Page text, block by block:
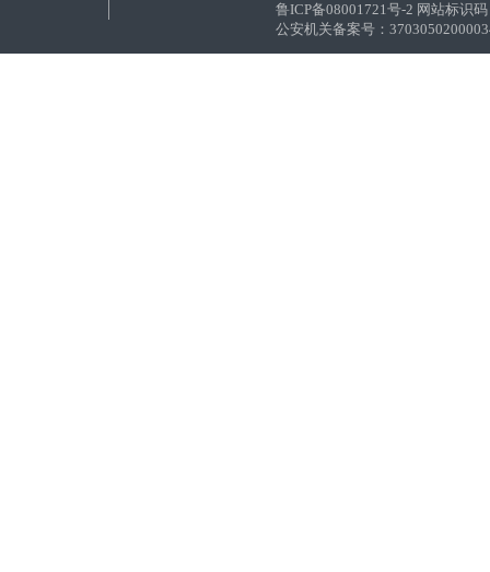
鲁ICP备08001721号-2 网站标识
公安机关备案号：